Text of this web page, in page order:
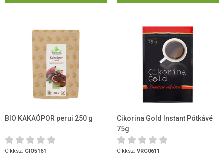
BIO KAKAÓPOR perui 250 g
Cikksz. CIO5161
Cikorina Gold Instant Pótkávé
75g
Cikksz. VRC0611